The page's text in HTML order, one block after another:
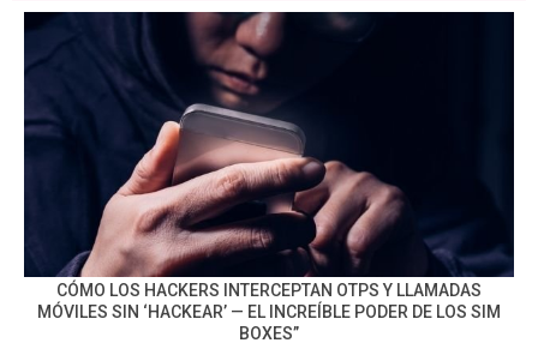
CÓMO LOS HACKERS INTERCEPTAN OTPS Y LLAMADAS
MÓVILES SIN ‘HACKEAR’ — EL INCREÍBLE PODER DE LOS SIM
BOXES”